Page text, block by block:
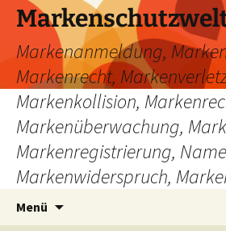
Zum
Inhalt
springen
Markenanmeldung,
Markenrecht,
Markenkollision,
Markenüberwachung,
Markenregistrierung,
Markenwiderspruch,
Menü